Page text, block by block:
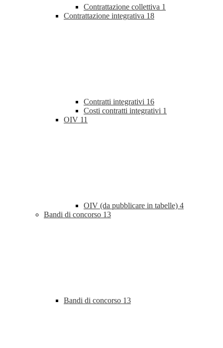
Contrattazione collettiva 1
Contrattazione integrativa 18
Contratti integrativi 16
Costi contratti integrativi 1
OIV 11
OIV (da pubblicare in tabelle) 4
Bandi di concorso 13
Bandi di concorso 13